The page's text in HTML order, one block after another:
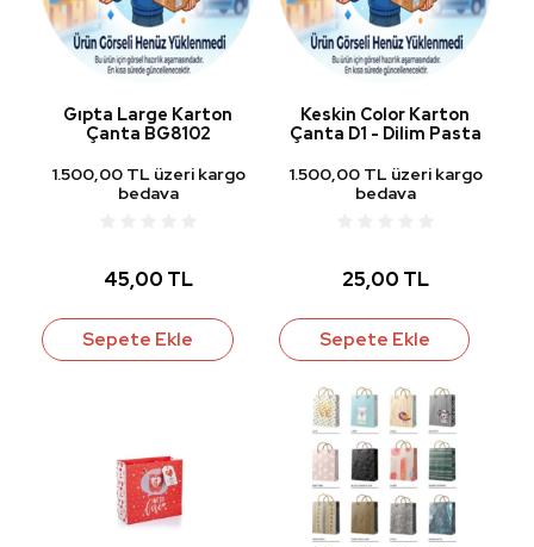
Gıpta Large Karton
Çanta BG8102
1.500,00 TL üzeri kargo
bedava
45,00 TL
Sepete Ekle
Keskin Color Karton
Çanta D1 - Dilim Pasta
1.500,00 TL üzeri kargo
bedava
25,00 TL
Sepete Ekle